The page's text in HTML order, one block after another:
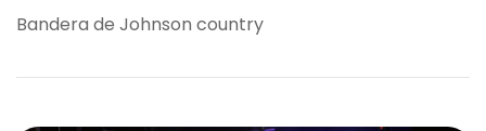
Bandera de Johnson country